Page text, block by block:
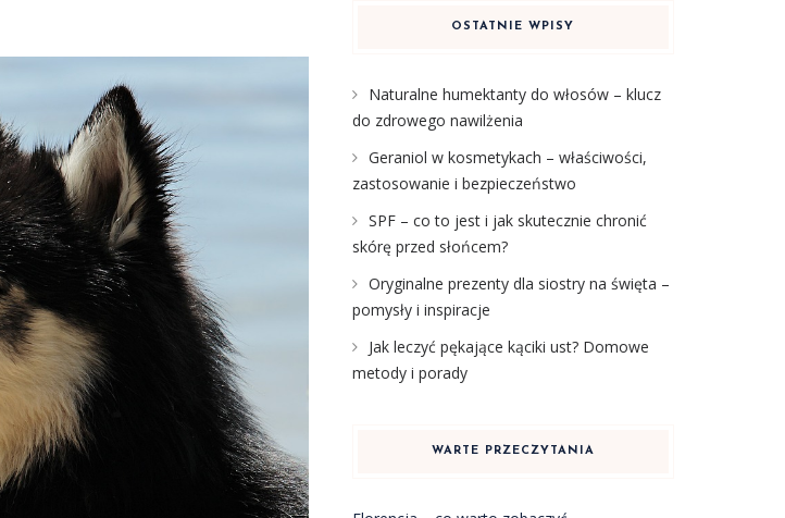
OSTATNIE WPISY
Naturalne humektanty do włosów – klucz
do zdrowego nawilżenia
Geraniol w kosmetykach – właściwości,
zastosowanie i bezpieczeństwo
SPF – co to jest i jak skutecznie chronić
skórę przed słońcem?
Oryginalne prezenty dla siostry na święta –
pomysły i inspiracje
Jak leczyć pękające kąciki ust? Domowe
metody i porady
WARTE PRZECZYTANIA